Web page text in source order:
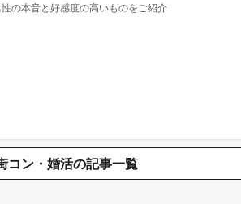
の本音と好感度の高いものをご紹介
コン・婚活の記事一覧